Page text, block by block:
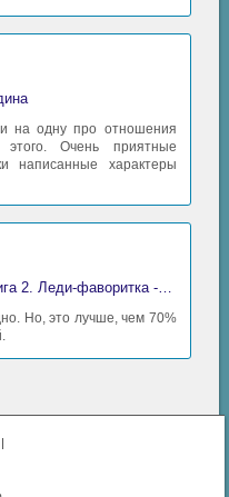
на одну про отношения
Очень приятные
написанные характеры
Но, это лучше, чем 70%